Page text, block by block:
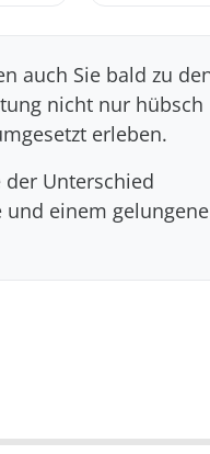
auch Sie bald zu
nicht nur hübsch
erleben.
der Unterschied
einem